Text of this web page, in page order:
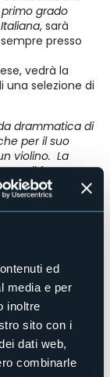
ed
media e per
inoltre
sito con i
dati web,
combinarle
primo grado
, sarà
presso
vedrà la
selezione di
drammatica di
per il suo
violino. La
di fare
questo
di cittadini
Eva non farà
di David
di Monowitz.
per
cremonese,
proprio
la storia di Eva
a vibrare,
al quale